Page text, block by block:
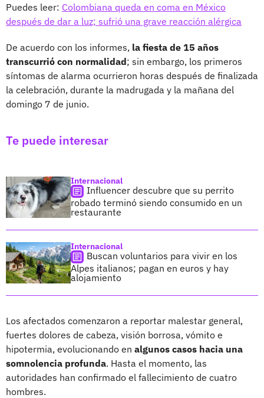
Puedes leer: Colombiana queda en coma en México
después de dar a luz; sufrió una grave reacción alérgica
De acuerdo con los informes, la fiesta de 15 años
transcurrió con normalidad; sin embargo, los primeros
síntomas de alarma ocurrieron horas después de finalizada
la celebración, durante la madrugada y la mañana del
domingo 7 de junio.
Te puede interesar
Internacional
Influencer descubre que su perrito
robado terminó siendo consumido en un
restaurante
Internacional
Buscan voluntarios para vivir en los
Alpes italianos; pagan en euros y hay
alojamiento
Los afectados comenzaron a reportar malestar general,
fuertes dolores de cabeza, visión borrosa, vómito e
hipotermia, evolucionando en algunos casos hacia una
somnolencia profunda. Hasta el momento, las
autoridades han confirmado el fallecimiento de cuatro
hombres.